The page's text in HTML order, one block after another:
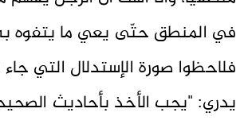
في المنطق حتّى يعي ما يتفوه
فلاحظوا صورة الإستدلال التي جاء
يدري: "يجب الأخذ بأحاديث